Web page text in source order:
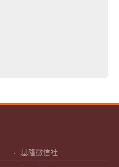
基隆徵信社